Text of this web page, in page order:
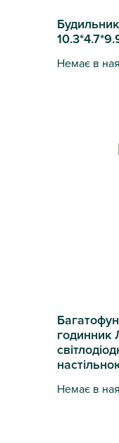
Немає в
годинник
Немає в